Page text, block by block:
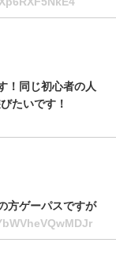
！同じ初心者の人
たいです！
方ゲーパスですが